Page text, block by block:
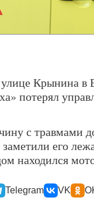
Крынина в
потерял
с травмами
его
находился
Telegram VK